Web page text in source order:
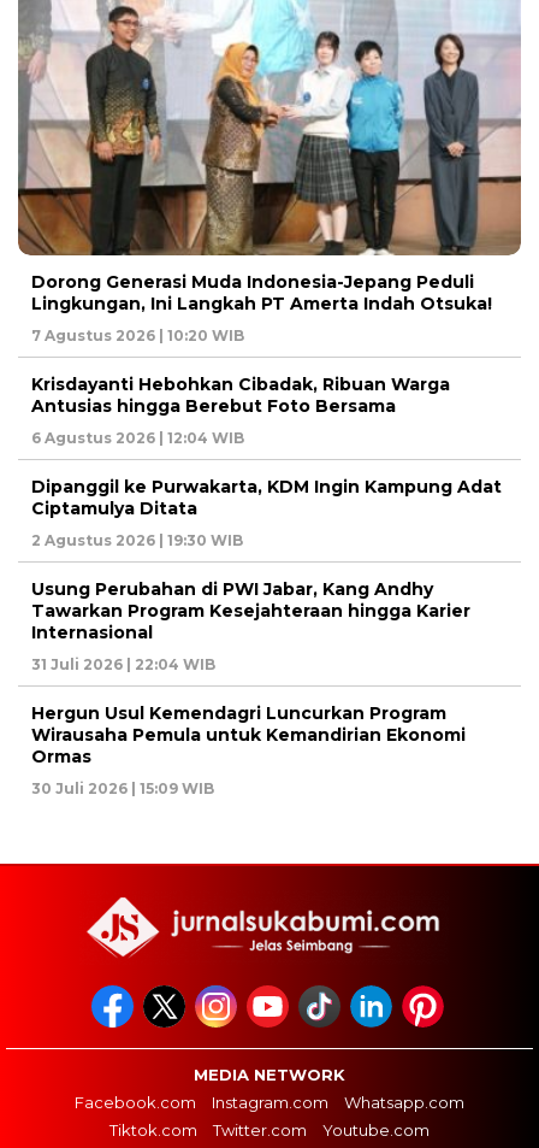
Dorong Generasi Muda Indonesia-Jepang Peduli
Lingkungan, Ini Langkah PT Amerta Indah Otsuka!
7 Agustus 2026 | 10:20 WIB
Krisdayanti Hebohkan Cibadak, Ribuan Warga
Antusias hingga Berebut Foto Bersama
6 Agustus 2026 | 12:04 WIB
Dipanggil ke Purwakarta, KDM Ingin Kampung Adat
Ciptamulya Ditata
2 Agustus 2026 | 19:30 WIB
Usung Perubahan di PWI Jabar, Kang Andhy
Tawarkan Program Kesejahteraan hingga Karier
Internasional
31 Juli 2026 | 22:04 WIB
Hergun Usul Kemendagri Luncurkan Program
Wirausaha Pemula untuk Kemandirian Ekonomi
Ormas
30 Juli 2026 | 15:09 WIB
MEDIA NETWORK
Facebook.com
Instagram.com
Whatsapp.com
Tiktok.com
Twitter.com Youtube.com